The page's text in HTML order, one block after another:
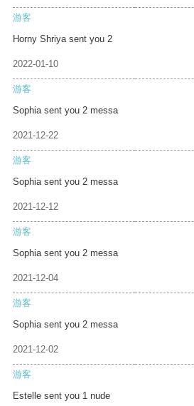
游客
Horny Shriya sent you 2
2022-01-10
游客
Sophia sent you 2 messa
2021-12-22
游客
Sophia sent you 2 messa
2021-12-12
游客
Sophia sent you 2 messa
2021-12-04
游客
Sophia sent you 2 messa
2021-12-02
游客
Estelle sent you 1 nude